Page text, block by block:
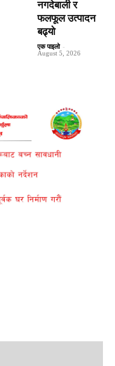
नगदेबाली र
फलफूल उत्पादन
बढ्यो
एक पाइलो -
August 5, 2026